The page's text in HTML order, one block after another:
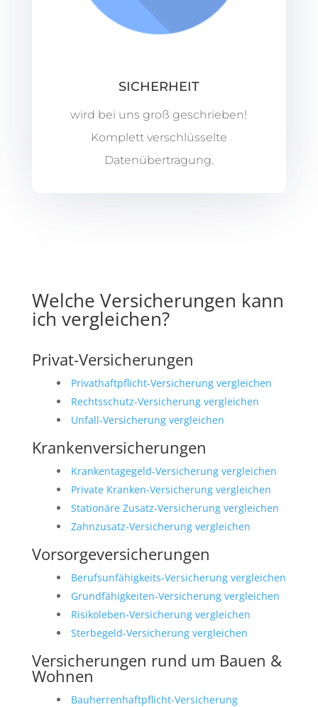
SICHERHEIT
wird bei uns groß geschrieben!
Komplett verschlüsselte
Datenübertragung.
Welche Versicherungen kann
ich vergleichen?
Privat-Versicherungen
Privathaftpflicht-Versicherung vergleichen
Rechtsschutz-Versicherung vergleichen
Unfall-Versicherung vergleichen
Krankenversicherungen
Krankentagegeld-Versicherung vergleichen
Private Kranken-Versicherung vergleichen
Stationäre Zusatz-Versicherung vergleichen
Zahnzusatz-Versicherung vergleichen
Vorsorgeversicherungen
Berufsunfähigkeits-Versicherung vergleichen
Grundfähigkeiten-Versicherung vergleichen
Risikoleben-Versicherung vergleichen
Sterbegeld-Versicherung vergleichen
Versicherungen rund um Bauen &
Wohnen
Bauherrenhaftpflicht-Versicherung